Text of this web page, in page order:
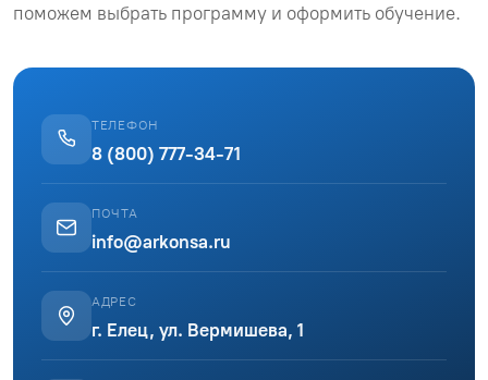
поможем выбрать программу и оформить обучение.
ТЕЛЕФОН
8 (800) 777-34-71
ПОЧТА
info@arkonsa.ru
АДРЕС
г. Елец, ул. Вермишева, 1